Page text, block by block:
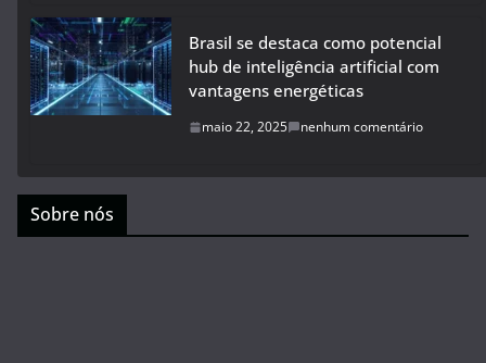
Brasil se destaca como potencial
hub de inteligência artificial com
vantagens energéticas
maio 22, 2025 nenhum comentário
Sobre nós